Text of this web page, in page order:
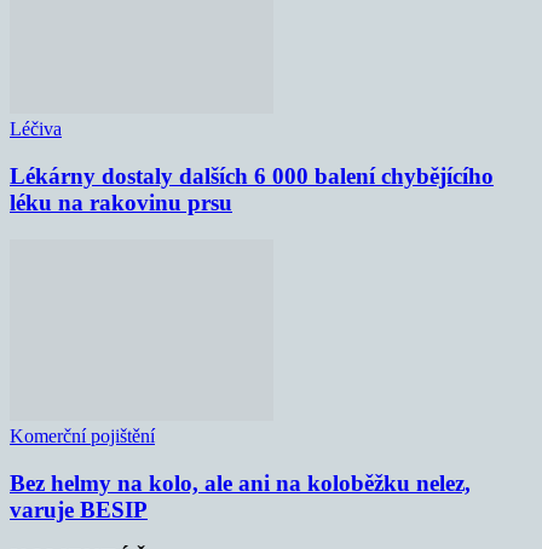
Léčiva
Lékárny dostaly dalších 6 000 balení chybějícího
léku na rakovinu prsu
Komerční pojištění
Bez helmy na kolo, ale ani na koloběžku nelez,
varuje BESIP